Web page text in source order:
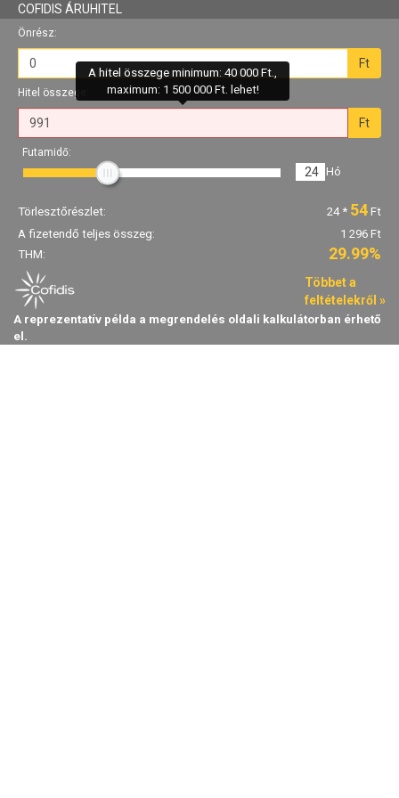
COFIDIS ÁRUHITEL
Önrész:
Ft
Hitel összege:
A hitel összege minimum: 40 000 Ft.,
maximum: 1 500 000 Ft. lehet!
Ft
Futamidő:
24 Hó
Törlesztőrészlet: 24* 54 Ft
A fizetendő teljes összeg:
1 296 Ft
THM:
29.99%
Többet a
feltételekről »
A reprezentatív példa a megrendelés oldali kalkulátorban érhető
el.